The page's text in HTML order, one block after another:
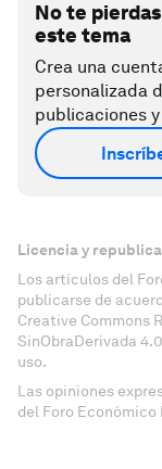
No te
este tema
Crea una
personalizada
publicaciones
Licencia y
Los artículos del
publicarse de
Creative Commons
SinObraDerivada
uso.
Las opiniones
del Foro Económico